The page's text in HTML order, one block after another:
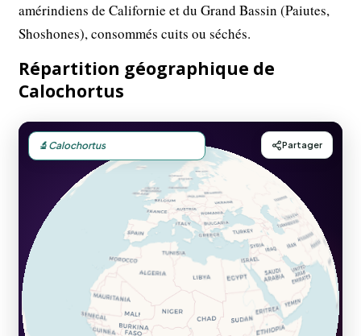
amérindiens de Californie et du Grand Bassin (Paiutes,
Shoshones), consommés cuits ou séchés.
Répartition géographique de
Calochortus